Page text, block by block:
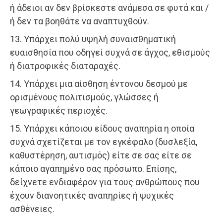
ή άδειοι αν δεν βρίσκεστε ανάμεσα σε φυτά και /
ή δεν τα βοηθάτε να αναπτυχθούν.
13. Υπάρχει πολύ υψηλή συναισθηματική
ευαισθησία που οδηγεί συχνά σε άγχος, εθισμούς
ή διατροφικές διαταραχές.
14. Υπάρχει μια αίσθηση έντονου δεσμού με
ορισμένους πολιτισμούς, γλώσσες ή
γεωγραφικές περιοχές.
15. Υπάρχει κάποιου είδους αναπηρία η οποία
συχνά σχετίζεται με τον εγκέφαλο (δυσλεξία,
καθυστέρηση, αυτισμός) είτε σε σας είτε σε
κάποιο αγαπημένο σας πρόσωπο. Επίσης,
δείχνετε ενδιαφέρον για τους ανθρώπους που
έχουν διανοητικές αναπηρίες ή ψυχικές
ασθένειες.